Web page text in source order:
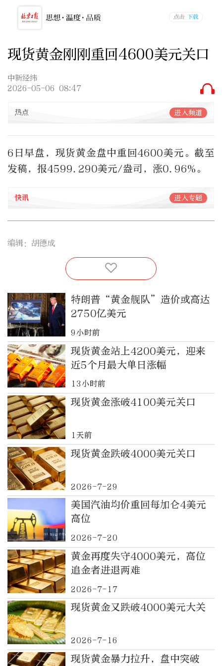
现货黄金刚刚重回4600美元关口
中新经纬
2026-05-06 08:47
热点 进入频道
6日早盘，现货黄金盘中重回4600美元。截至
发稿，报4599.290美元/盎司，涨0.96%。
快讯 进入专题
编辑：胡德成
特朗普“黄金舰队”造价或高达
2750亿美元
9小时前
现货黄金站上4200美元，迎来
近5个月最大单日涨幅
13小时前
现货黄金涨破4100美元关口
1天前
现货黄金跌破4000美元关口
2026-7-29
美国汽油均价重回每加仑4美元
高位
2026-7-20
黄金再度失守4000美元，高位
追金者进退两难
2026-7-17
现货黄金又跌破4000美元大关
2026-7-16
现货黄金暴力拉升，盘中突破